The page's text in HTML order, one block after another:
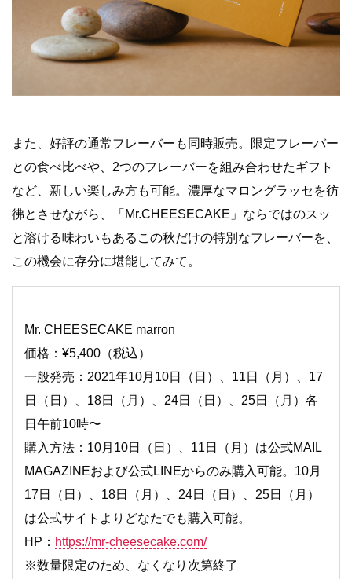
また、好評の通常フレーバーも同時販売。限定フレーバー
との食べ比べや、2つのフレーバーを組み合わせたギフト
など、新しい楽しみ方も可能。濃厚なマロングラッセを彷
彿とさせながら、「Mr.CHEESECAKE」ならではのスッ
と溶ける味わいもあるこの秋だけの特別なフレーバーを、
この機会に存分に堪能してみて。
Mr. CHEESECAKE marron
価格：¥5,400（税込）
一般発売：2021年10月10日（日）、11日（月）、17
日（日）、18日（月）、24日（日）、25日（月）各
日午前10時〜
購入方法：10月10日（日）、11日（月）は公式MAIL
MAGAZINEおよび公式LINEからのみ購入可能。10月
17日（日）、18日（月）、24日（日）、25日（月）
は公式サイトよりどなたでも購入可能。
HP： https://mr-cheesecake.com/
※数量限定のため、なくなり次第終了